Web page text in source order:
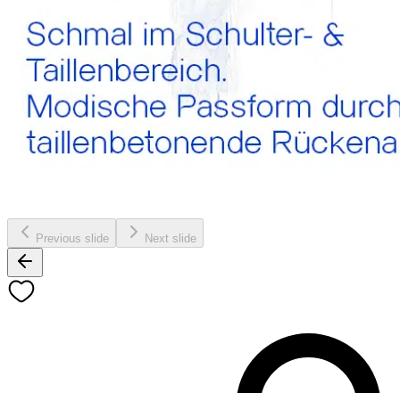
Previous slide Next slide